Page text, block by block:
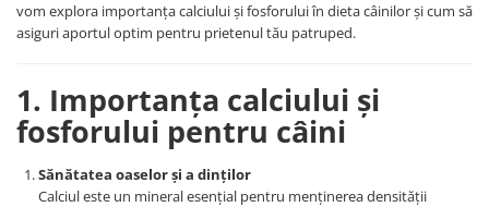
vom explora importanța calciului și fosforului în dieta câinilor și cum să
asiguri aportul optim pentru prietenul tău patruped.
1. Importanța calciului și
fosforului pentru câini
Sănătatea oaselor și a dinților
Calciul este un mineral esențial pentru menținerea densității